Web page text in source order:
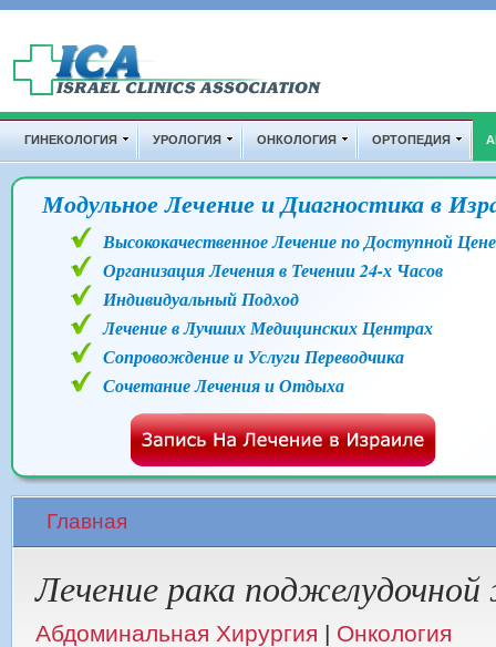
Перейти к основному содержанию
Дополнительные ссылки
ГИНЕКОЛОГИЯ УРОЛОГИЯ ОНКОЛОГИЯ ОРТОПЕДИЯ
Модульное Лечение и Диагностика в
Высококачественное Лечение по Доступной Цене
Организация Лечения в Течении 24-х Часов
Индивидуальный Подход
Лечение в Лучших Медицинских Центрах
Сопровождение и Услуги Переводчика
Сочетание Лечения и Отдыха
Вы здесь
Главная
Лечение рака
Абдоминальная Хирургия | Онкология